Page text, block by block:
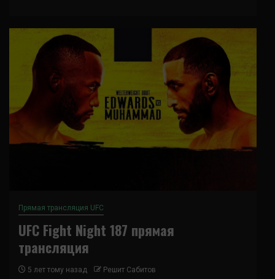
Прямая трансляция UFC
UFC Fight Night 187 прямая
трансляция
5 лет тому назад Решит Сабитов